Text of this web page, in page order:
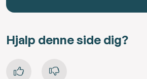
Hjalp denne side dig?